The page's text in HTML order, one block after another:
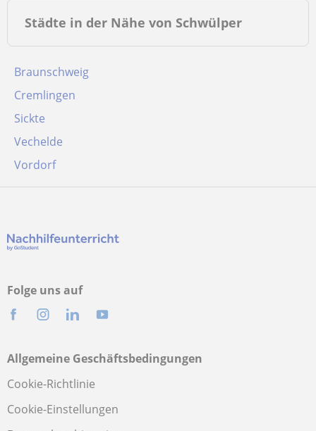
Städte in der Nähe von Schwülper
Braunschweig
Cremlingen
Sickte
Vechelde
Vordorf
Folge uns auf
Allgemeine Geschäftsbedingungen
Cookie-Richtlinie
Cookie-Einstellungen